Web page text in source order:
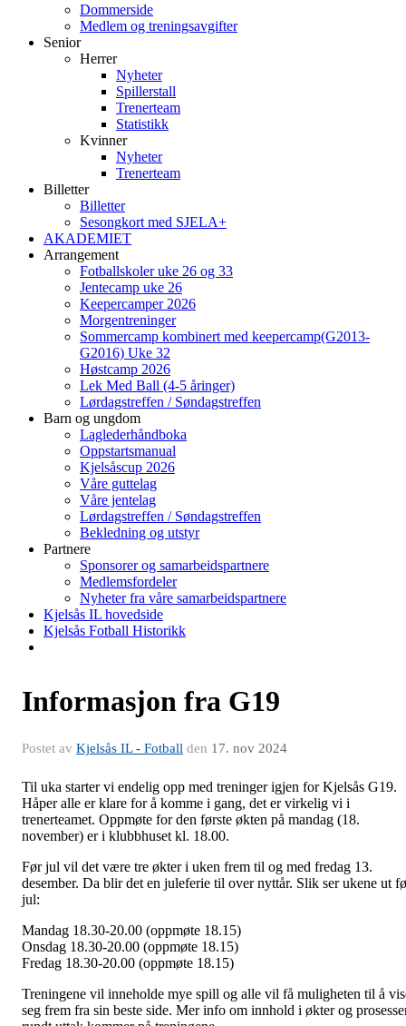
Dommerside
Medlem og treningsavgifter
Senior
Herrer
Nyheter
Spillerstall
Trenerteam
Statistikk
Kvinner
Nyheter
Trenerteam
Billetter
Billetter
Sesongkort med SJELA+
AKADEMIET
Arrangement
Fotballskoler uke 26 og 33
Jentecamp uke 26
Keepercamper 2026
Morgentreninger
Sommercamp kombinert med keepercamp(G2013-
G2016) Uke 32
Høstcamp 2026
Lek Med Ball (4-5 åringer)
Lørdagstreffen / Søndagstreffen
Barn og ungdom
Laglederhåndboka
Oppstartsmanual
Kjelsåscup 2026
Våre guttelag
Våre jentelag
Lørdagstreffen / Søndagstreffen
Bekledning og utstyr
Partnere
Sponsorer og samarbeidspartnere
Medlemsfordeler
Nyheter fra våre samarbeidspartnere
Kjelsås IL hovedside
Kjelsås Fotball Historikk
Informasjon fra G19
Postet av Kjelsås IL - Fotball den 17. nov 2024
Til uka starter vi endelig opp med treninger igjen for Kjelsås G19.
Håper alle er klare for å komme i gang, det er virkelig vi i
trenerteamet. Oppmøte for den første økten på mandag (18.
november) er i klubbhuset kl. 18.00.
Før jul vil det være tre økter i uken frem til og med fredag 13.
desember. Da blir det en juleferie til over nyttår. Slik ser ukene ut
jul:
Mandag 18.30-20.00 (oppmøte 18.15)
Onsdag 18.30-20.00 (oppmøte 18.15)
Fredag 18.30-20.00 (oppmøte 18.15)
Treningene vil inneholde mye spill og alle vil få muligheten til å
seg frem fra sin beste side. Mer info om innhold i økter og